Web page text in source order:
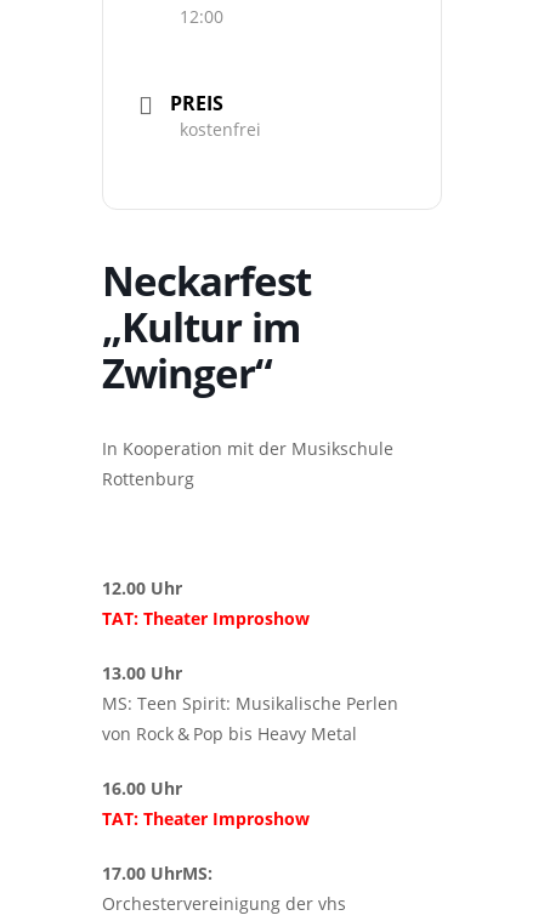
12:00
PREIS
kostenfrei
Neckarfest
„Kultur im
Zwinger“
In Kooperation mit der Musikschule
Rottenburg
12.00 Uhr
TAT: Theater Improshow
13.00 Uhr
MS: Teen Spirit: Musikalische Perlen
von Rock & Pop bis Heavy Metal
16.00 Uhr
TAT: Theater Improshow
17.00 UhrMS:
Orchestervereinigung der vhs